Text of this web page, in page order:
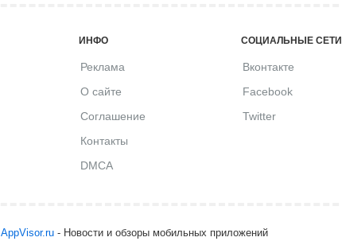
ИНФО
Реклама
О сайте
Соглашение
Контакты
DMCA
СОЦИАЛЬНЫЕ СЕТИ
Вконтакте
Facebook
Twitter
AppVisor.ru- Новости и обзоры мобильных приложений